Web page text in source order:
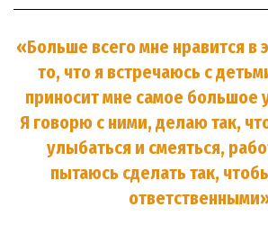
«Больше всего мне нравится в
то, что я встречаюсь с
приносит мне самое большое
Я говорю с ними, делаю так,
улыбаться и смеяться,
пытаюсь сделать так,